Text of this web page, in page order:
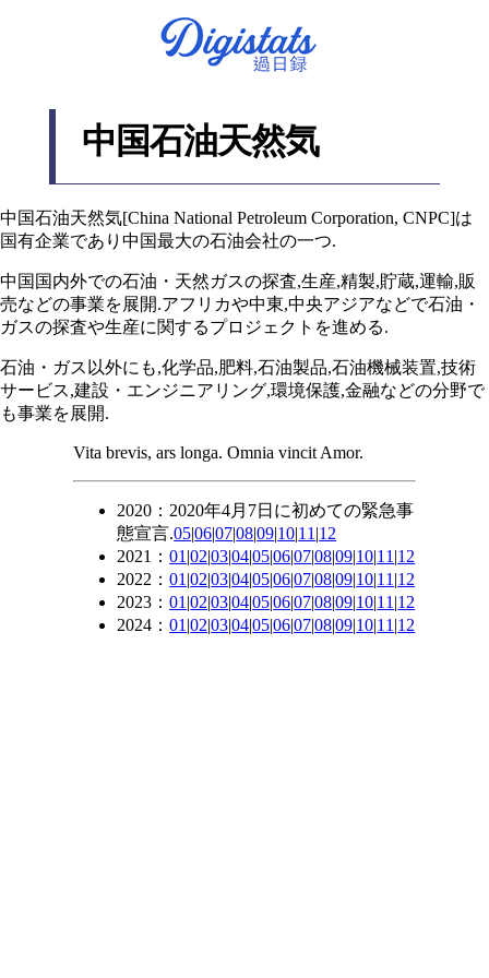
中国石油天然気
中国石油天然気[China National Petroleum Corporation, CNPC]は
国有企業であり中国最大の石油会社の一つ.
中国国内外での石油・天然ガスの探査,生産,精製,貯蔵,運輸,販
売などの事業を展開.アフリカや中東,中央アジアなどで石油・
ガスの探査や生産に関するプロジェクトを進める.
石油・ガス以外にも,化学品,肥料,石油製品,石油機械装置,技術
サービス,建設・エンジニアリング,環境保護,金融などの分野で
も事業を展開.
Vita brevis, ars longa. Omnia vincit Amor.
2020：2020年4月7日に初めての緊急事
態宣言.05|06|07|08|09|10|11|12
2021：01|02|03|04|05|06|07|08|09|10|11|12
2022：01|02|03|04|05|06|07|08|09|10|11|12
2023：01|02|03|04|05|06|07|08|09|10|11|12
2024：01|02|03|04|05|06|07|08|09|10|11|12